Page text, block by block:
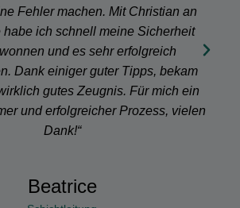
Fehler machen. Mit Christian an
habe ich schnell meine Sicherheit
und es sehr erfolgreich
Dank einiger guter Tipps, bekam
gutes Zeugnis. Für mich ein
und erfolgreicher Prozess, vielen
Dank!“
Beatrice